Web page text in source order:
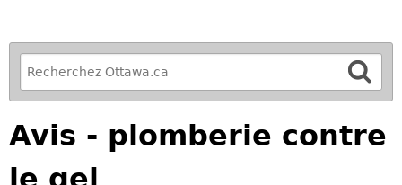
R
e
f
i
n
e
Avis - plomberie contre